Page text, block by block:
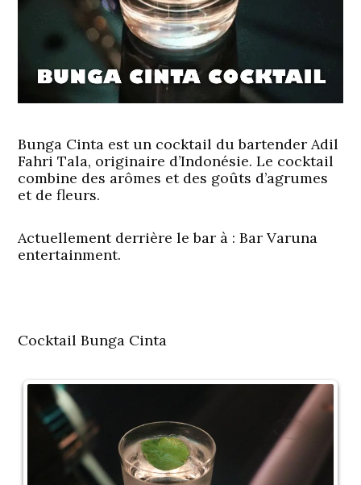
Bunga Cinta est un cocktail du bartender Adil
Fahri Tala, originaire d’Indonésie. Le cocktail
combine des arômes et des goûts d’agrumes
et de fleurs.
Actuellement derrière le bar à : Bar Varuna
entertainment.
Cocktail Bunga Cinta